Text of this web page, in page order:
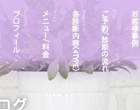
プロフィール Profile メニュー/料金 Price 各診断内容(4TYPE)Diagnosis ご予約/診断の流れ Flow お客様事例
グ